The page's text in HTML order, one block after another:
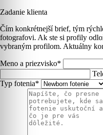
Zadanie klienta
Čím konkrétnejší brief, tým
fotografovi. Ak ste si profily
vybraným profilom. Aktuálny
Meno a priezvisko*
Typ fotenia*